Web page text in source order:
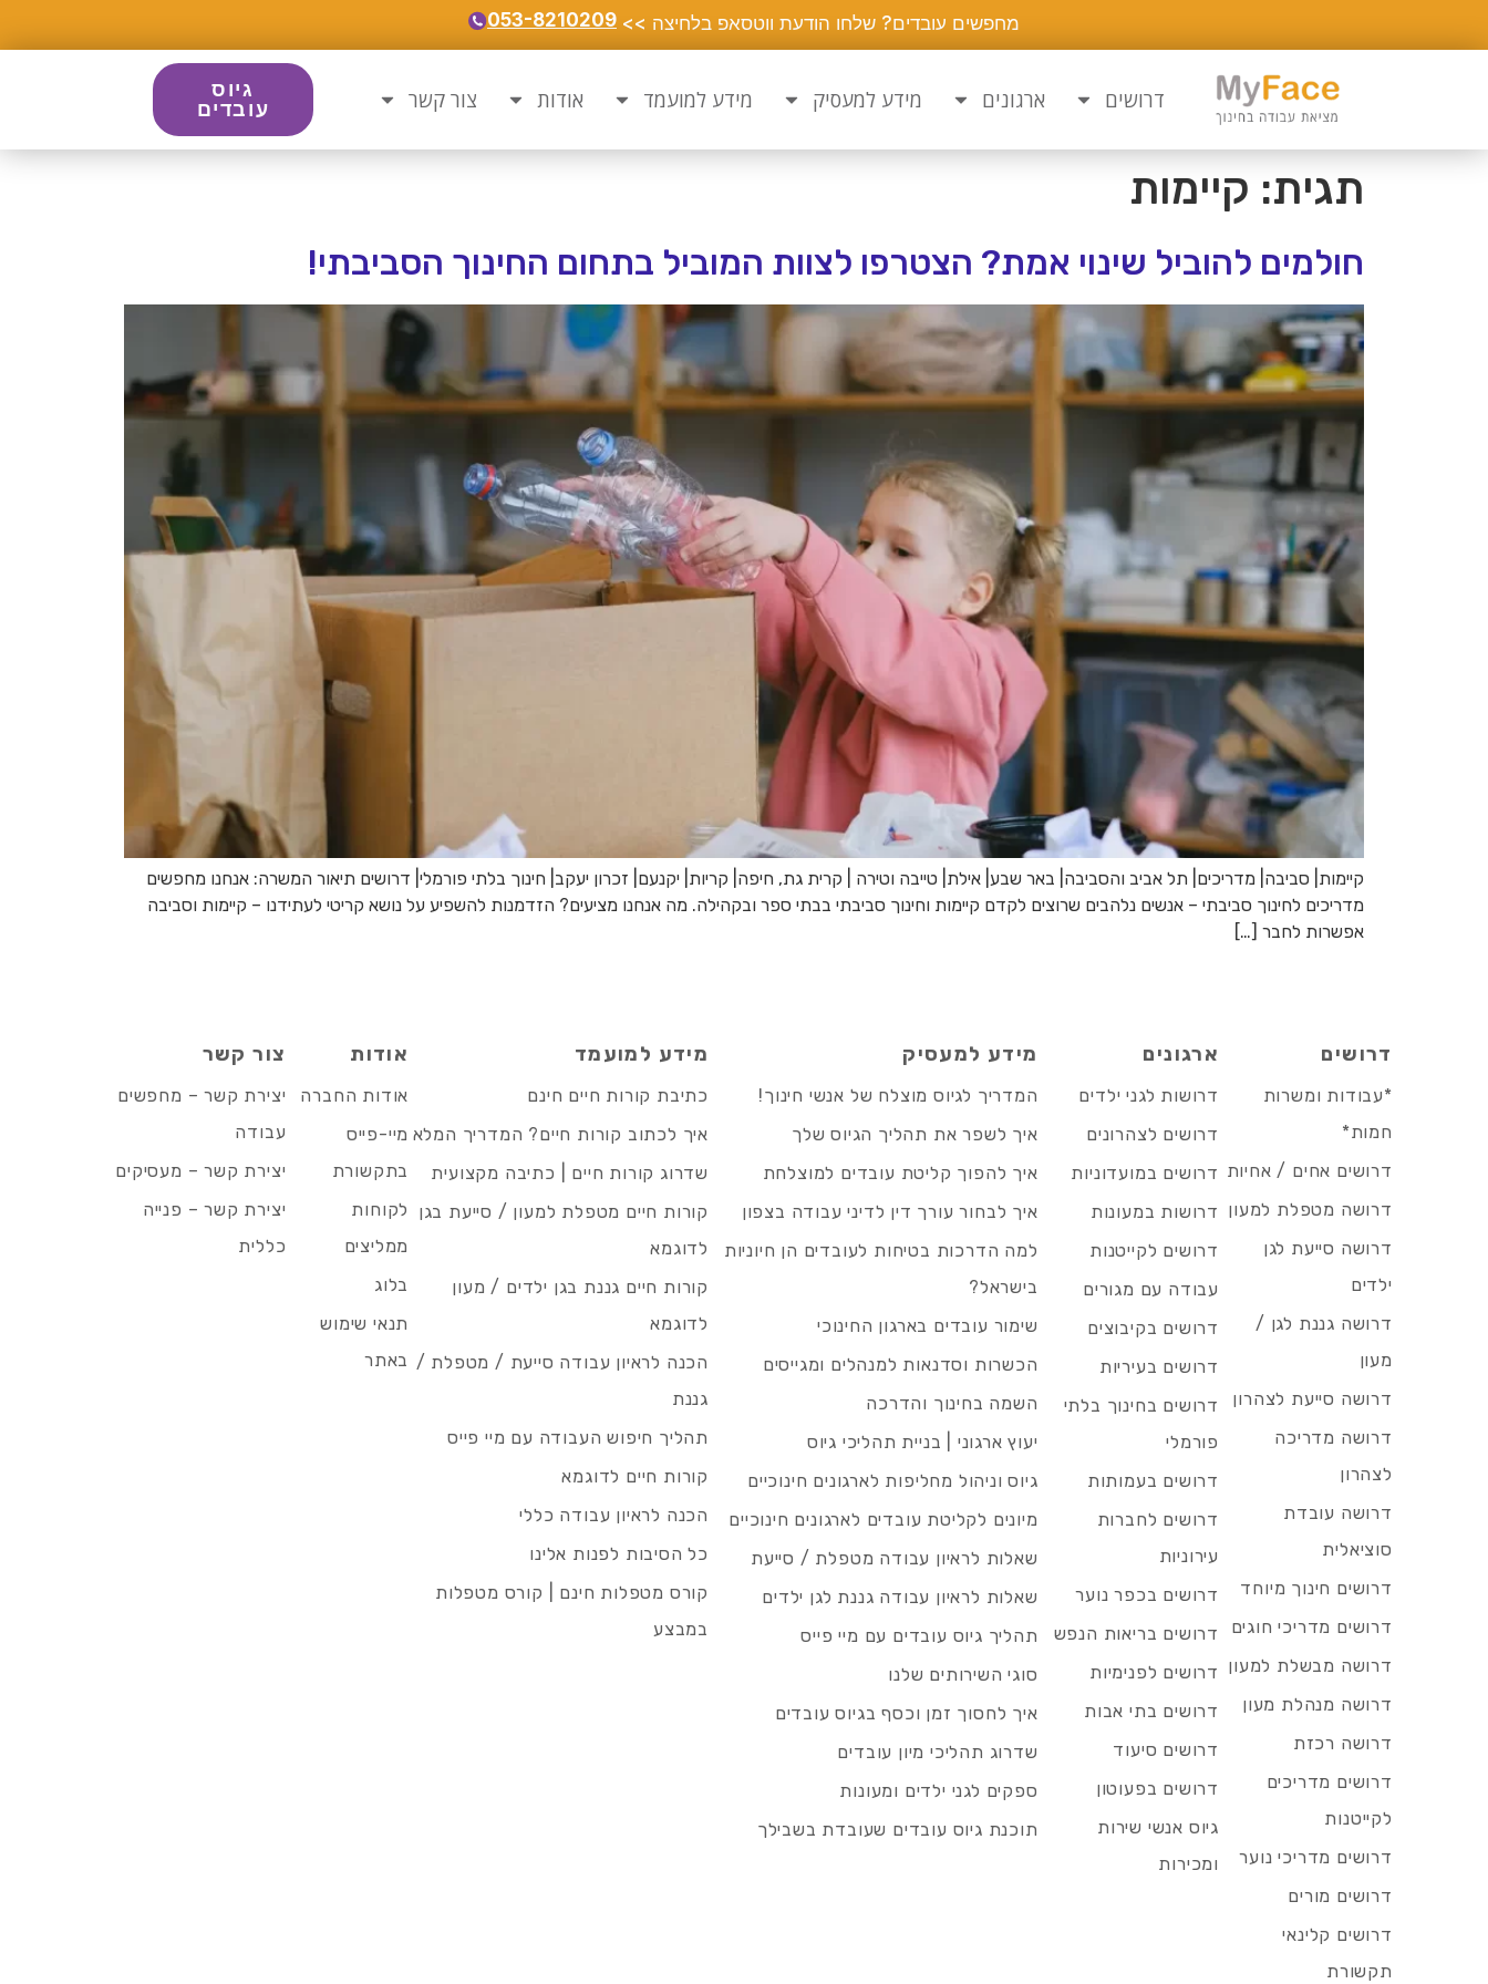
מחפשים עובדים? שלחו הודעת ווטסאפ בלחיצה >> 053-8210209
דרושים ארגונים מידע למעסיק מידע למועמד אודות צור קשר
גיוס
עובדים
תגית: קיימות
חולמים להוביל שינוי אמת? הצטרפו לצוות המוביל בתחום החינוך הסביבתי!
קיימות| סביבה| מדריכים| תל אביב והסביבה| באר שבע| אילת| טייבה וטירה | קרית גת, חיפה| קריות| יקנעם| זכרון יעקב| חינוך בלתי פורמלי| דרושים תיאור המשרה: אנחנו מחפשים
מדריכים לחינוך סביבתי – אנשים נלהבים שרוצים לקדם קיימות וחינוך סביבתי בבתי ספר ובקהילה. מה אנחנו מציעים? הזדמנות להשפיע על נושא קריטי לעתידנו – קיימות וסביבה
אפשרות לחבר […]
דרושים
*עבודות ומשרות
חמות*
דרושים אחים / אחיות
דרושה מטפלת למעון
דרושה סייעת לגן
ילדים
דרושה גננת לגן /
מעון
דרושה סייעת לצהרון
דרושה מדריכה
לצהרון
דרושה עובדת
סוציאלית
דרושים חינוך מיוחד
דרושים מדריכי חוגים
דרושה מבשלת למעון
דרושה מנהלת מעון
דרושה רכזת
דרושים מדריכים
לקייטנות
דרושים מדריכי נוער
דרושים מורים
דרושים קלינאי
תקשורת
ארגונים
דרושות לגני ילדים
דרושים לצהרונים
דרושים במועדוניות
דרושות במעונות
דרושים לקייטנות
עבודה עם מגורים
דרושים בקיבוצים
דרושים בעיריות
דרושים בחינוך בלתי
פורמלי
דרושים בעמותות
דרושים לחברות
עירוניות
דרושים בכפר נוער
דרושים בריאות הנפש
דרושים לפנימיות
דרושים בתי אבות
דרושים סיעוד
דרושים בפעוטון
גיוס אנשי שירות
ומכירות
מידע למעסיק
המדריך לגיוס מוצלח של אנשי חינוך!
איך לשפר את תהליך הגיוס שלך
איך להפוך קליטת עובדים למוצלחת
איך לבחור עורך דין לדיני עבודה בצפון
למה הדרכות בטיחות לעובדים הן חיוניות
בישראל?
שימור עובדים בארגון החינוכי
הכשרות וסדנאות למנהלים ומגייסים
השמה בחינוך והדרכה
יעוץ ארגוני | בניית תהליכי גיוס
גיוס וניהול מחליפות לארגונים חינוכיים
מיונים לקליטת עובדים לארגונים חינוכיים
שאלות לראיון עבודה מטפלת / סייעת
שאלות לראיון עבודה גננת לגן ילדים
תהליך גיוס עובדים עם מיי פייס
סוגי השירותים שלנו
איך לחסוך זמן וכסף בגיוס עובדים
שדרוג תהליכי מיון עובדים
ספקים לגני ילדים ומעונות
תוכנת גיוס עובדים שעובדת בשבילך
מידע למועמד
כתיבת קורות חיים חינם
איך לכתוב קורות חיים? המדריך המלא
שדרוג קורות חיים | כתיבה מקצועית
קורות חיים מטפלת למעון / סייעת בגן
לדוגמא
קורות חיים גננת בגן ילדים / מעון
לדוגמא
הכנה לראיון עבודה סייעת / מטפלת /
גננת
תהליך חיפוש העבודה עם מיי פייס
קורות חיים לדוגמא
הכנה לראיון עבודה כללי
כל הסיבות לפנות אלינו
קורס מטפלות חינם | קורס מטפלות
במבצע
אודות
אודות החברה
מיי-פייס
בתקשורת
לקוחות
ממליצים
בלוג
תנאי שימוש
באתר
צור קשר
יצירת קשר – מחפשים
עבודה
יצירת קשר – מעסיקים
יצירת קשר – פנייה
כללית